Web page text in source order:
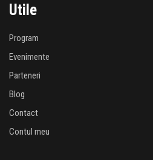
Utile
Program
Evenimente
Parteneri
Blog
Contact
Contul meu